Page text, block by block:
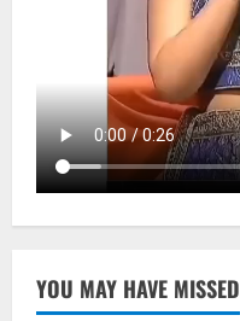
YOU MAY HAVE MISSED